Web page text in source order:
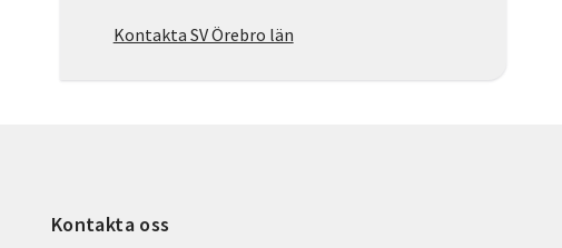
Kontakta SV Örebro län
Kontakta oss